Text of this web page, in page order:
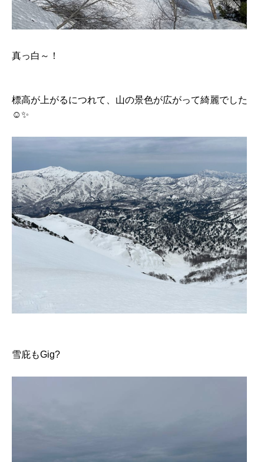
真っ白～！
標高が上がるにつれて、山の景色が広がって綺麗でした
☺️✨
雪庇もGig?️